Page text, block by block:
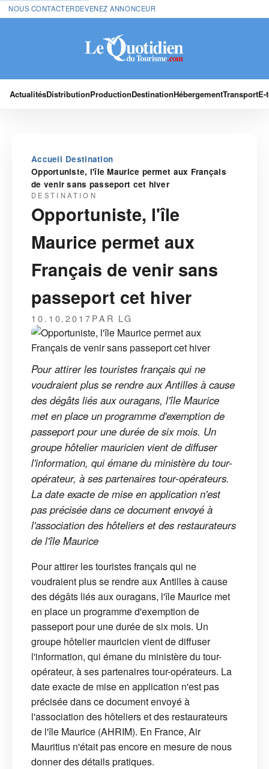
NOUS CONTACTERDEVENEZ ANNONCEUR
ActualitésDistributionProductionDestinationHébergementTransport
Accueil›Destination›
Opportuniste, l'île Maurice permet aux Français
de venir sans passeport cet hiver
DESTINATION
Opportuniste, l'île
Maurice permet aux
Français de venir sans
passeport cet hiver
10.10.2017PAR LG
Pour attirer les touristes français qui ne
voudraient plus se rendre aux Antilles à cause
des dégâts liés aux ouragans, l'île Maurice
met en place un programme d'exemption de
passeport pour une durée de six mois. Un
groupe hôtelier mauricien vient de diffuser
l'information, qui émane du ministère du tour-
opérateur, à ses partenaires tour-opérateurs.
La date exacte de mise en application n'est
pas précisée dans ce document envoyé à
l'association des hôteliers et des restaurateurs
de l'île Maurice
Pour attirer les touristes français qui ne
voudraient plus se rendre aux Antilles à cause
des dégâts liés aux ouragans, l'île Maurice met
en place un programme d'exemption de
passeport pour une durée de six mois. Un
groupe hôtelier mauricien vient de diffuser
l'information, qui émane du ministère du tour-
opérateur, à ses partenaires tour-opérateurs. La
date exacte de mise en application n'est pas
précisée dans ce document envoyé à
l'association des hôteliers et des restaurateurs
de l'île Maurice (AHRIM). En France, Air
Mauritius n'était pas encore en mesure de nous
donner des détails pratiques.